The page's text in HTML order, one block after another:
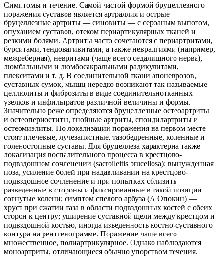
Симптомы и течение. Самой частой формой бруцеллезного
поражения суставов является артраллия и острые
бруцеллезные артриты — синовиты — с сероаным выпотом,
опуханием суставов, отеком периартикулярных тканей и
резкими болями. Артриты часто сочетаются с периартритами,
бурситами, тендовагивитами, а также невралгиями (например,
межреберная), невритами (чаще всего седалищного нерва),
люмбальными и люмбосакральными радикулитами,
плекситами и т. д. В соединительной ткани апоневрозов,
суставных сумок, мышц нередко возникают так называемые
целлюлиты и фиброзиты в виде соединительнотканных
узелков и инфиль­тратов различной величины и формы.
Значительно реже определяются бруцеллезные остеоартриты
и остеопериоститы, гнойные артриты, споидилартриты и
остеомиэлиты. По локализации поражения на первом месте
стоят плечевые, лучезапястные, тазобедренные, коленные и
голеностопные суставы. Для бруцеллеза характерна также
локализация воспалительного процесса в крестцово-
подвздошном сочленении (sacroileitis brucellosa): вынужденная
поза, усиление болей при надавливании на крестцово-
подвздошное сочленение и при попытках сблизить
разведенные в стороны и фиксированные в такой позиции
согнутые колени; симптом спелого арбуза (А Опокин) —
хруст при сжатии таза в области подвздошных костей с обеих
сторон к центру; уширение суставной щели между крестцом и
подвздошной костью, иногда изъеденность костно-суставного
контура на рентгенограмме. Поражение чаще всего
множественное, полиартрикулярное. Однако наблюдаются
моноартриты, отличающиеся обычно упорством течения.